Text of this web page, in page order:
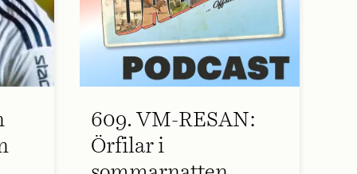
609. VM-RESAN:
Örfilar i